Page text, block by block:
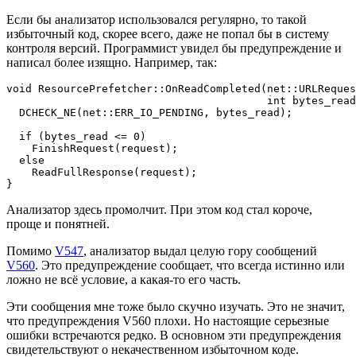
Если бы анализатор использовался регулярно, то такой
избыточный код, скорее всего, даже не попал бы в систему
контроля версий. Программист увидел бы предупреждение и
написал более изящно. Например, так:
void
int
  DCHECK_NE(net::ERR_IO_PENDING, bytes_read);
  if (bytes_read <= 0)
    FinishRequest(request);
  else
    ReadFullResponse(request);
}
Анализатор здесь промолчит. При этом код стал короче,
проще и понятней.
Помимо V547, анализатор выдал целую гору сообщений
V560. Это предупреждение сообщает, что всегда истинно или
ложно не всё условие, а какая-то его часть.
Эти сообщения мне тоже было скучно изучать. Это не значит,
что предупреждения V560 плохи. Но настоящие серьезные
ошибки встречаются редко. В основном эти предупреждения
свидетельствуют о некачественном избыточном коде.